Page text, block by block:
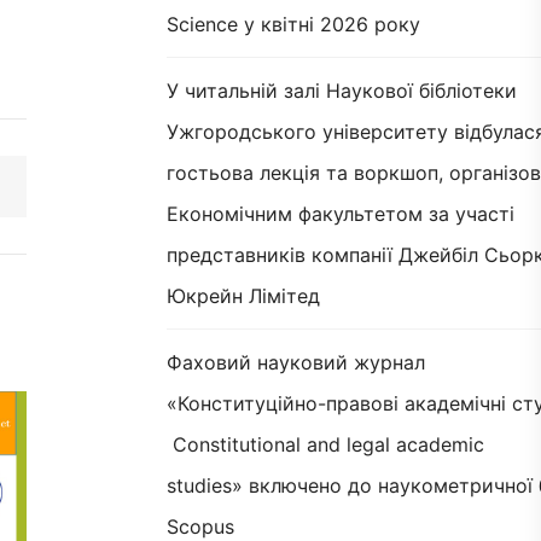
Science у квітні 2026 року
У читальній залі Наукової бібліотеки
Ужгородського університету
гостьова лекція та воркшоп,
Економічним факультетом за участі
представників компанії Джейбіл
Юкрейн Лімітед
Фаховий науковий журнал
«Конституційно-правові академічні
Constitutional and legal academic
studies» включено до наукометричної
Scopus